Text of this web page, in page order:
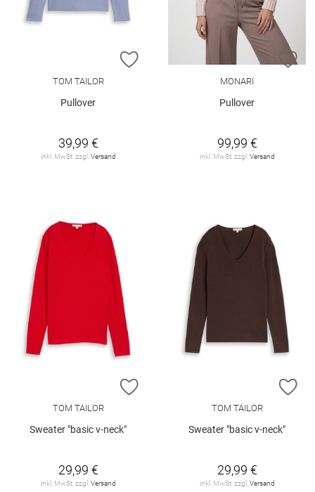
ZUR WUNSCHLISTE HINZUFÜGEN
TOM TAILOR
Pullover
39,99 €
inkl. MwSt. zzgl. Versand
MONARI
Pullover
99,99 €
inkl. MwSt. zzgl. Versand
ZUR WUNSCHLISTE HINZUFÜGEN
TOM TAILOR
Sweater "basic v-neck"
29,99 €
inkl. MwSt. zzgl. Versand
TOM TAILOR
Sweater "basic v-neck"
29,99 €
inkl. MwSt. zzgl. Versand